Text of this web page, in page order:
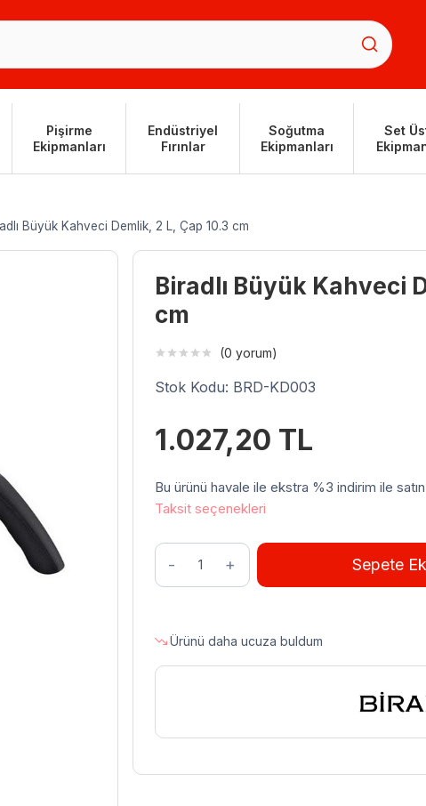
Pişirme
Ekipmanları
Endüstriyel
Fırınlar
Soğutma
Ekipmanları
Set
Büyük Kahveci Demlik, 2 L, Çap 10.3 cm
Biradlı Büyük Kahveci
cm
(0 yorum)
Stok Kodu: BRD-KD003
1.027,20 TL
Bu ürünü havale ile ekstra %3 indirim ile
Taksit seçenekleri
Biradlı
Büyük
2
L,
cm
Sepete
Ürünü daha ucuza buldum